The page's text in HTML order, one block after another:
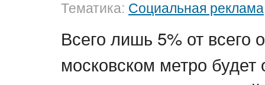
Тематика: Социальная реклама
Всего лишь 5% от
московском метро будет